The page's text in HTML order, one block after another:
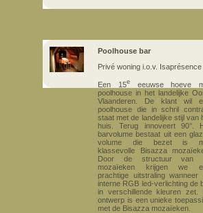
Poolhouse bar
Privé woning i.o.v. Isaprésence
Een 15eeeuwse hoeve
poolhouse in het landelijke
Vlaanderen. De klant wil
poolhouse die in schril
staat met de landelijke stijl van
huis. Terug innoveert 90°.
barvolume bestaat uit een
volume die bezet is
klassevolle Bisazza
Door de structuur van
mozaïeken krijgen we
prachtige uitstraling wanneer
interne RGB led-verlichting de
in verschillende kleuren zet.
ontwerp is een unieke
met de Bisazza mozaïeken.